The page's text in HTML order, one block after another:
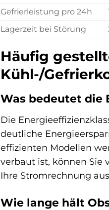
Gefrierleistung pro 24h
Lagerzeit bei Störung
Häufig
Kühl-/
Was bedeutet die
Die
deutliche
effizienten Modellen
verbaut ist, können Sie
Ihre Stromrechnung
Wie lange hält